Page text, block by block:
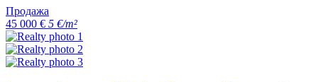
Продажа
45 000 € 5 €/m²